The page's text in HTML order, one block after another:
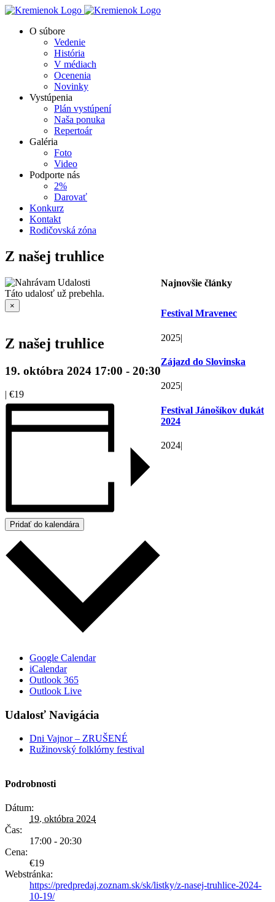
Skip
contentO súbore
Vedenie
História
V médiach
Ocenenia
Novinky
Vystúpenia
Plán vystúpení
Naša ponuka
Repertoár
Galéria
Foto
Video
Podporte nás
2%
Darovať
Konkurz
Kontakt
Rodičovská zóna
Z našej truhlice
Táto udalosť už prebehla.
×
Z našej truhlice
19. októbra 2024 17:00 - 20:30
| €19
Pridať do kalendára
Google Calendar
iCalendar
Outlook 365
Outlook Live
Udalosť Navigácia
Dni Vajnor – ZRUŠENÉ
Ružinovský folklórny festival
Podrobnosti
Dátum:
19. októbra 2024
Čas:
17:00 - 20:30
Cena:
€19
Webstránka:
https://predpredaj.zoznam.sk/sk/listky/z-nasej-truhlice-2024-
10-19/
Najnovšie články
Festival Mravenec
2025|
Zájazd do Slovinska
2025|
Festival Jánošíkov dukát
2024
2024|